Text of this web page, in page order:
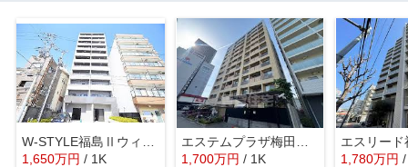
1,650万円 / 1K
1,700万円 / 1K 1,780万円